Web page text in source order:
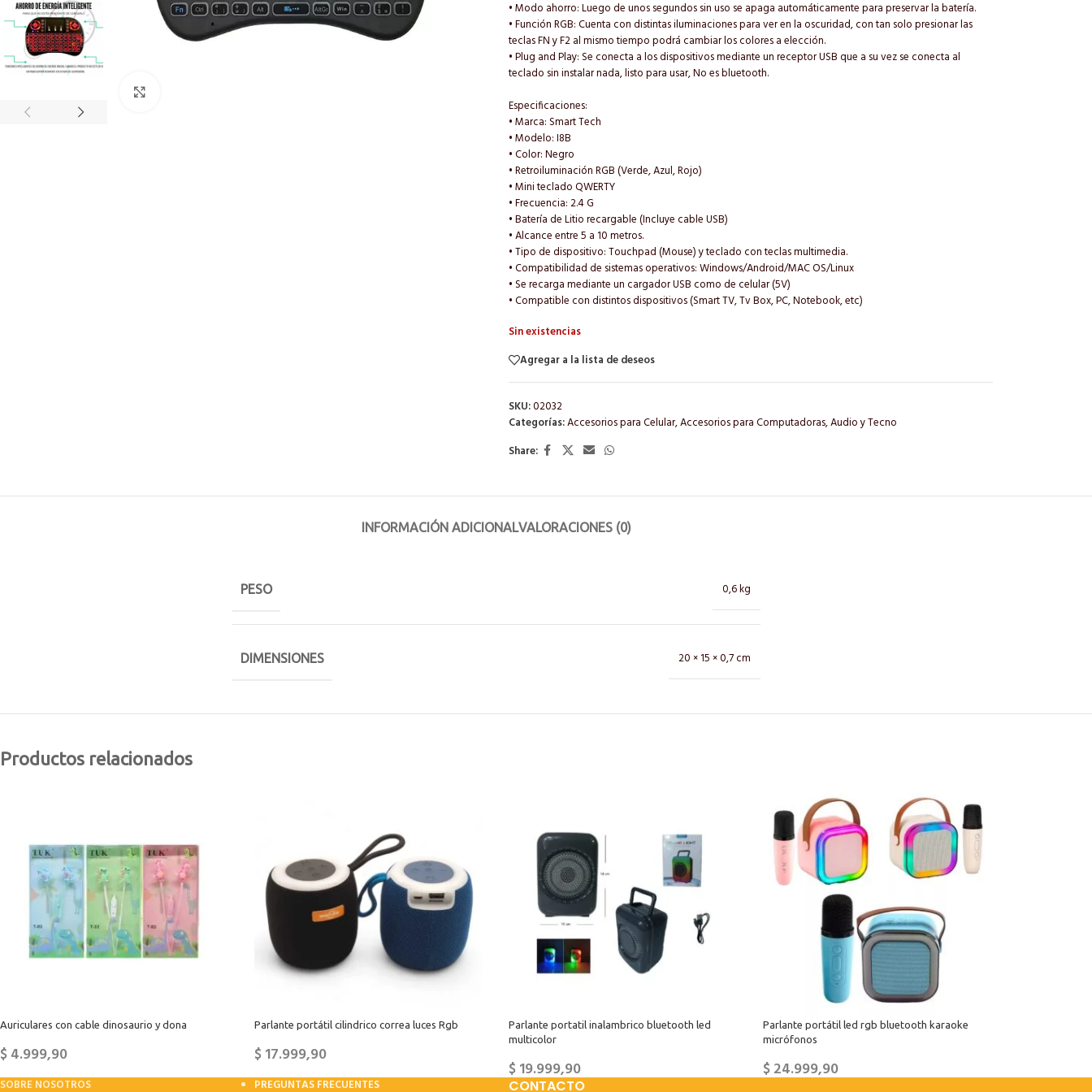
• Modo ahorro: Luego de unos segundos sin uso se apaga automáticamente para preservar la batería.
• Función RGB: Cuenta con distintas iluminaciones para ver en la oscuridad, con tan solo presionar las
teclas FN y F2 al mismo tiempo podrá cambiar los colores a elección.
• Plug and Play: Se conecta a los dispositivos mediante un receptor USB que a su vez se conecta al
teclado sin instalar nada, listo para usar, No es bluetooth.
Especificaciones:
• Marca: Smart Tech
• Modelo: I8B
• Color: Negro
• Retroiluminación RGB (Verde, Azul, Rojo)
• Mini teclado QWERTY
• Frecuencia: 2.4 G
• Batería de Litio recargable (Incluye cable USB)
• Alcance entre 5 a 10 metros.
• Tipo de dispositivo: Touchpad (Mouse) y teclado con teclas multimedia.
• Compatibilidad de sistemas operativos: Windows/Android/MAC OS/Linux
• Se recarga mediante un cargador USB como de celular (5V)
• Compatible con distintos dispositivos (Smart TV, Tv Box, PC, Notebook, etc)
Sin existencias
Agregar a la lista de deseos
SKU:02032
Categorías:Accesorios para Celular,Accesorios para Computadoras,Audio y Tecno
Share:
INFORMACIÓN ADICIONALVALORACIONES (0)
PESO 0,6 kg
DIMENSIONES 20 × 15 × 0,7 cm
Productos relacionados
Auriculares con cable dinosaurio y dona
$4.999,90
Parlante portátil cilindrico correa luces Rgb
$17.999,90
Parlante portatil inalambrico bluetooth led
multicolor
$19.999,90
Parlante portátil led rgb bluetooth karaoke
micrófonos
$24.999,90
SOBRE NOSOTROS PREGUNTAS FRECUENTES CONTACTO